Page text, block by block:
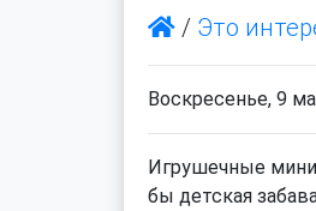
/ Это
Воскресенье, 9
Игрушечные
бы детская